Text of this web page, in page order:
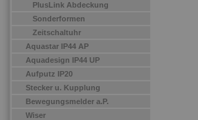
PlusLink Abdeckung
Sonderformen
Zeitschaltuhr
Aquastar IP44 AP
Aquadesign IP44 UP
Aufputz IP20
Stecker u. Kupplung
Bewegungsmelder a.P.
Wiser